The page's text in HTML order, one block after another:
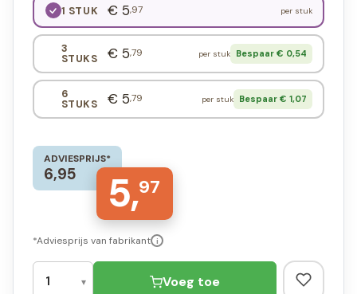
1 STUK € 5,97 per stuk
3
STUKS € 5,79 per stuk Bespaar € 0,54
6
STUKS € 5,79 per stuk Bespaar € 1,07
ADVIESPRIJS*
6,95 5,97
*Adviesprijs van fabrikant i
Voeg toe